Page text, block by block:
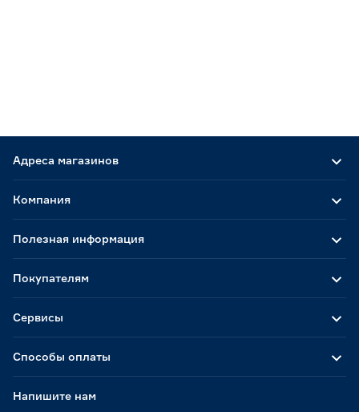
Адреса магазинов
Способы оплаты
Компания
Полезная информация
Покупателям
Сервисы
Напишите нам